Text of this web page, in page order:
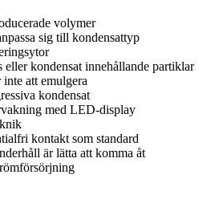
volymer
sig till kondensattyp
eller kondensat innehållande partiklar
att emulgera
kondensat
med LED-display
kontakt som standard
är lätta att komma åt